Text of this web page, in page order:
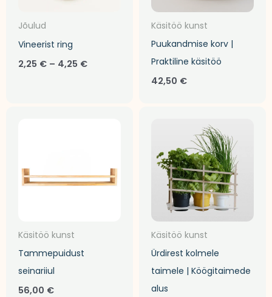
Jõulud
Vineerist ring
2,25 € – 4,25 €
Käsitöö kunst
Puukandmise korv |
Praktiline käsitöö
42,50 €
Käsitöö kunst
Tammepuidust
seinariiul
56,00 €
Käsitöö kunst
Ürdirest kolmele
taimele | Köögitaimede
alus
35,00 €